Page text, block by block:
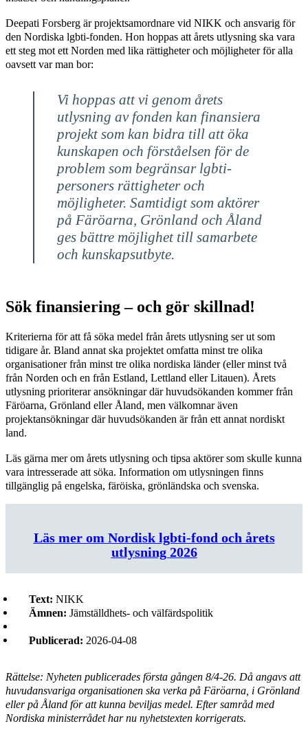
Deepati Forsberg är projektsamordnare vid NIKK och ansvarig för
den Nordiska lgbti-fonden. Hon hoppas att årets utlysning ska vara
ett steg mot ett Norden med lika rättigheter och möjligheter för alla
oavsett var man bor:
Vi hoppas att vi genom årets
utlysning av fonden kan finansiera
projekt som kan bidra till att öka
kunskapen och förståelsen för de
problem som begränsar lgbti-
personers rättigheter och
möjligheter. Samtidigt som aktörer
på Färöarna, Grönland och Åland
ges bättre möjlighet till samarbete
och kunskapsutbyte.
Sök finansiering – och gör skillnad!
Kriterierna för att få söka medel från årets utlysning ser ut som
tidigare år. Bland annat ska projektet omfatta minst tre olika
organisationer från minst tre olika nordiska länder (eller minst två
från Norden och en från Estland, Lettland eller Litauen). Årets
utlysning prioriterar ansökningar där huvudsökanden kommer från
Färöarna, Grönland eller Åland, men välkomnar även
projektansökningar där huvudsökanden är från ett annat nordiskt
land.
Läs gärna mer om årets utlysning och tipsa aktörer som skulle kunna
vara intresserade att söka. Information om utlysningen finns
tillgänglig på engelska, färöiska, grönländska och svenska.
Läs mer om Nordisk lgbti-fond och årets
utlysning 2026
Text: NIKK
Ämnen: Jämställdhets- och välfärdspolitik
Publicerad: 2026-04-08
Rättelse: Nyheten publicerades första gången 8/4-26. Då angavs att
huvudansvariga organisationen ska verka på Färöarna, i Grönland
eller på Åland för att kunna beviljas medel. Efter samråd med
Nordiska ministerrådet har nu nyhetstexten korrigerats.